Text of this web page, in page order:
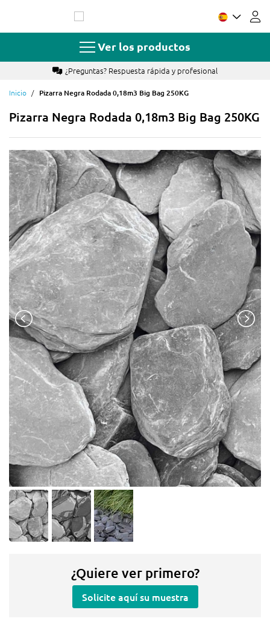
contenido
Ver los productos
¿Preguntas? Respuesta rápida y profesional
Inicio Pizarra Negra Rodada 0,18m3 Big Bag 250KG
Pizarra Negra Rodada 0,18m3 Big Bag 250KG
¿Quiere ver primero?
Solicite aquí su muestra